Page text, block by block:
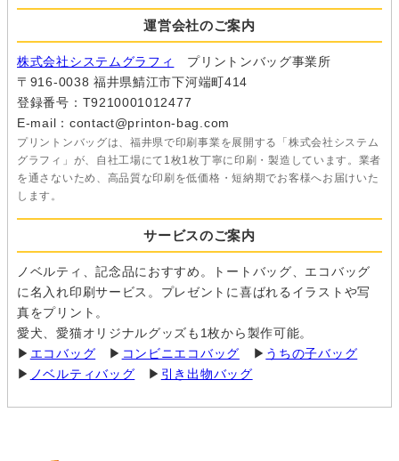
運営会社のご案内
株式会社システムグラフィ
プリントンバッグ事業所
〒916-0038 福井県鯖江市下河端町414
登録番号：T9210001012477
E-mail：contact@printon-bag.com
プリントンバッグは、福井県で印刷事業を展開する「株式会社システム
グラフィ」が、自社工場にて1枚1枚丁寧に印刷・製造しています。業者
を通さないため、高品質な印刷を低価格・短納期でお客様へお届けいた
します。
サービスのご案内
ノベルティ、記念品におすすめ。トートバッグ、エコバッグ
に名入れ印刷サービス。プレゼントに喜ばれるイラストや写
真をプリント。
愛犬、愛猫オリジナルグッズも1枚から製作可能。
▶ エコバッグ ▶ コンビニエコバッグ ▶ うちの子バッグ
▶ ノベルティバッグ ▶ 引き出物バッグ